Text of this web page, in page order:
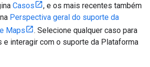
Casos
, e os mais recentes também
Perspectiva geral do suporte da
Maps
. Selecione qualquer caso para
e interagir com o suporte da Plataforma